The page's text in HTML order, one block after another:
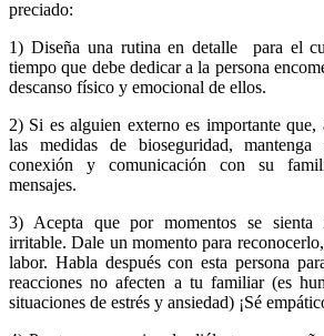
preciado:
1) Diseña una rutina en detalle para el
tiempo que debe dedicar a la persona
descanso físico y emocional de ellos.
2) Si es alguien externo es importante que,
las medidas de bioseguridad, mantenga
conexión y comunicación con su
mensajes.
3) Acepta que por momentos se sienta
irritable. Dale un momento para
labor. Habla después con esta persona
reacciones no afecten a tu familiar (es
situaciones de estrés y ansiedad) ¡Sé